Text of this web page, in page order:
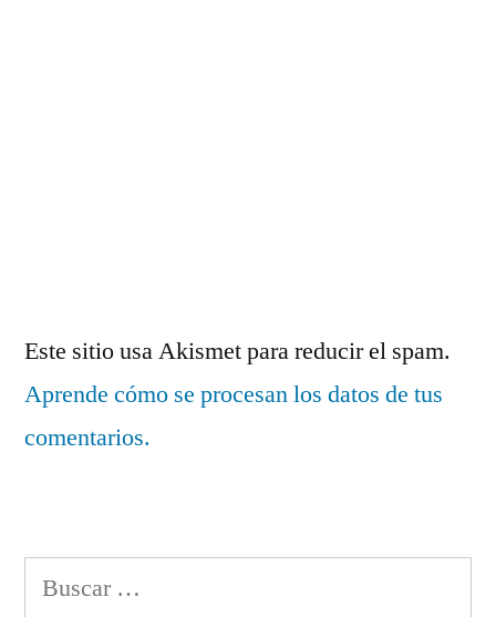
Este sitio usa Akismet para reducir el spam.
Aprende cómo se procesan los datos de tus
comentarios.
Buscar: